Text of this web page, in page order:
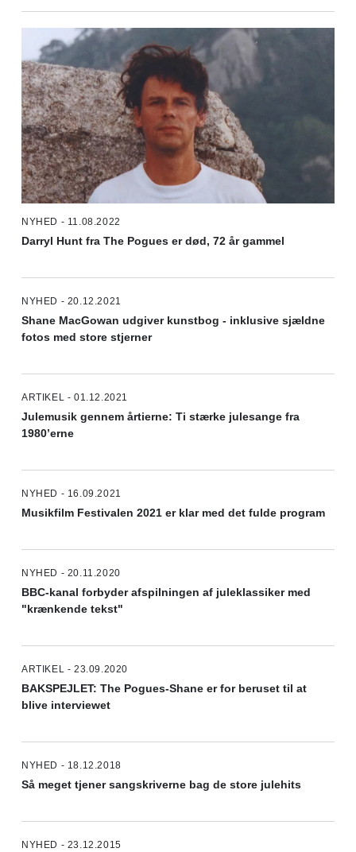
NYHED - 11.08.2022
Darryl Hunt fra The Pogues er død, 72 år gammel
NYHED - 20.12.2021
Shane MacGowan udgiver kunstbog - inklusive sjældne
fotos med store stjerner
ARTIKEL - 01.12.2021
Julemusik gennem årtierne: Ti stærke julesange fra
1980’erne
NYHED - 16.09.2021
Musikfilm Festivalen 2021 er klar med det fulde program
NYHED - 20.11.2020
BBC-kanal forbyder afspilningen af juleklassiker med
"krænkende tekst"
ARTIKEL - 23.09.2020
BAKSPEJLET: The Pogues-Shane er for beruset til at
blive interviewet
NYHED - 18.12.2018
Så meget tjener sangskriverne bag de store julehits
NYHED - 23.12.2015